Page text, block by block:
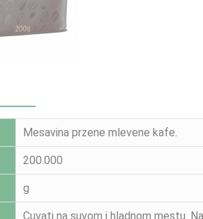
Mesavina przene mlevene kafe.
200.000
g
Cuvati na suvom i hladnom mestu.